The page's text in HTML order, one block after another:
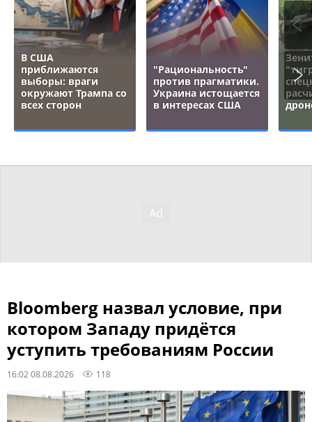
В США
приближаются
выборы: враги
окружают Трампа со
всех сторон
"Рациональность"
против прагматики.
Украина истощается
в интересах США
Bloomberg назвал условие, при
котором Западу придётся
уступить требованиям России
16:02 08.08.2026 118